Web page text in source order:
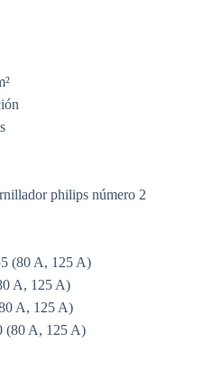
philips número 2
(80 A, 125 A)
A, 125 A)
A, 125 A)
(80 A, 125 A)